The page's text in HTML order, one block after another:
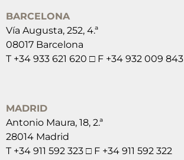
BARCELONA
Vía Augusta, 252, 4.ª
08017 Barcelona
T +34 933 621 620 □ F +34 932 009 843
MADRID
Antonio Maura, 18, 2.ª
28014 Madrid
T +34 911 592 323 □ F +34 911 592 322